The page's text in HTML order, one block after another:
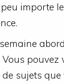
importe
pouvez
sujets que